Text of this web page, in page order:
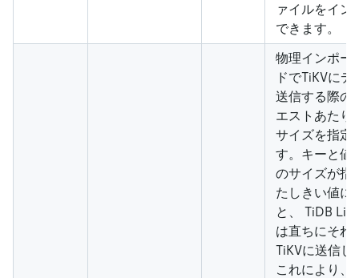
ァイルをイン
できます。
物理インポー
ドでTiKVにデ
送信する際の
エストあたり
サイズを指定
す。キーと値
のサイズが指
たしきい値に
と、 TiDB
は直ちにそれ
TiKVに送信し
これにより、